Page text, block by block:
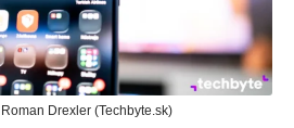
Drexler (Techbyte.sk)